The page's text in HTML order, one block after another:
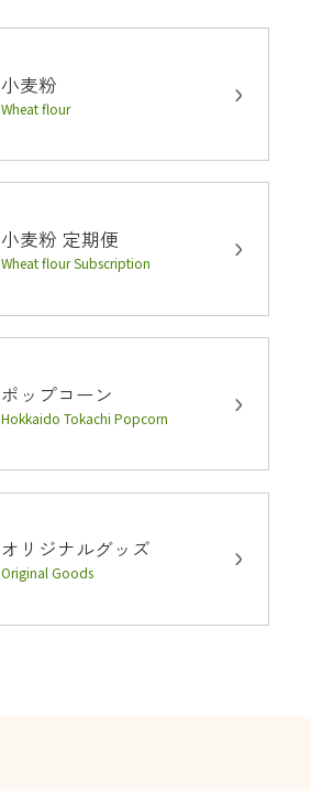
小麦粉
Wheat flour
小麦粉 定期便
Wheat flour Subscription
ポップコーン
Hokkaido Tokachi Popcorn
オリジナルグッズ
Original Goods